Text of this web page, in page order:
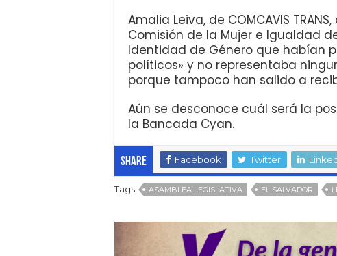
Amalia Leiva, de COMCAVIS
Comisión de la Mujer e Igualdad
Identidad de Género que habían
políticos» y no representaba
porque tampoco han salido a
Aún se desconoce cuál será la
la Bancada Cyan.
Share Facebook Twitter
Tags ASAMBLEA LEGISLATIVA EL SALVADOR